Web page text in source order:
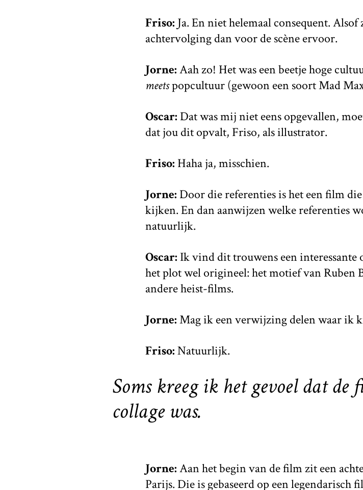
Friso: Ja. En niet helemaal consequent.
achtervolging dan voor de scène ervoor.
Jorne:Aah zo! Het was een beetje hoge
meetspopcultuur (gewoon een soort Mad
Oscar: Dat was mij niet eens opgevallen,
dat jou dit opvalt, Friso, als illustrator.
Friso: Haha ja, misschien.
Jorne: Door die referenties is het een film
kijken. En dan aanwijzen welke referenties
natuurlijk.
Oscar: Ik vind dit trouwens een interessante
het plot wel origineel: het motief van Ruben
andere heist-films.
Jorne:Mag ik een verwijzing delen waar ik
Friso:Natuurlijk.
Soms kreeg ik het gevoel dat de
collage was.
Jorne:Aan het begin van de film zit een
Parijs. Die is gebaseerd op een legendarisch